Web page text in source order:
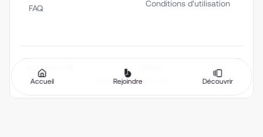
FAQ
Conditions d'utilisation
2026 Bolero Music SAS
Français (fr-FR)
Accueil
Rejoindre Découvrir